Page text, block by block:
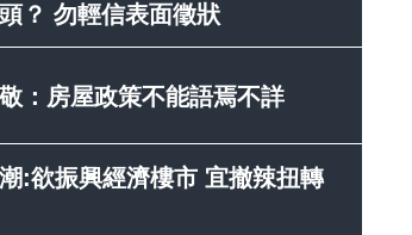
？ 勿輕信表面徵狀
：房屋政策不能語焉不詳
:欲振興經濟樓市 宜撤辣扭轉